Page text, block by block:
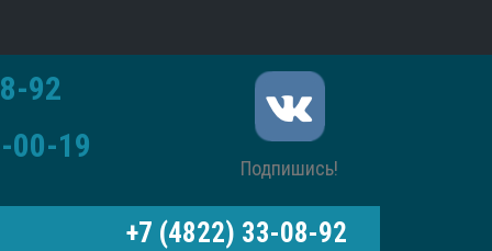
92
00-19
Подпишись!
+7 (4822) 33-08-92